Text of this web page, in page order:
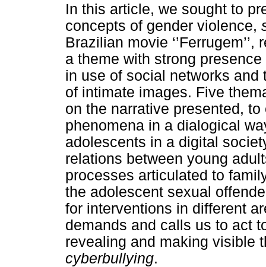
In this article, we sought to
concepts of gender violence,
Brazilian movie
a theme with strong
in use of social networks
of intimate images. Five
on the narrative presented,
phenomena in a dialogical
adolescents in a digital
relations between young
processes articulated to
the adolescent sexual
for interventions in different
demands and calls us to act
revealing and making visible
cyberbullying.